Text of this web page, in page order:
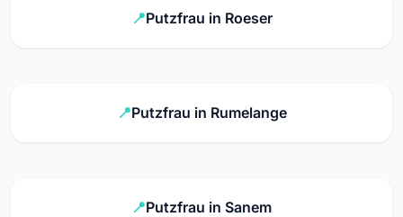
Putzfrau in Roeser
Putzfrau in Rumelange
Putzfrau in Sanem